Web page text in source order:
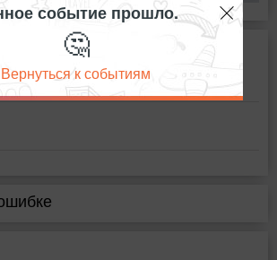
информация
событие прошло.
🤔
Вернуться к событиям